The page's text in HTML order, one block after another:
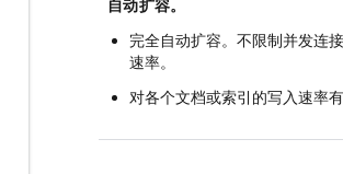
自动扩容。
完全自动扩容。不限制并发连
速率。
对各个文档或索引的写入速率有